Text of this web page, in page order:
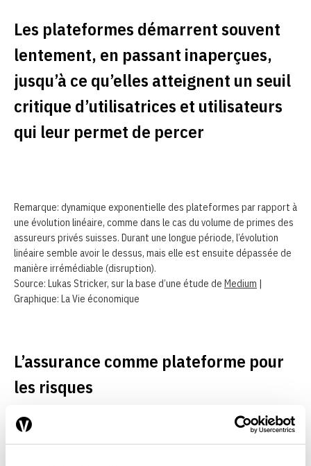
Les plateformes démarrent souvent
lentement, en passant inaperçues,
jusqu’à ce qu’elles atteignent un seuil
critique d’utilisatrices et utilisateurs
qui leur permet de percer
Remarque: dynamique exponentielle des plateformes par rapport à
une évolution linéaire, comme dans le cas du volume de primes des
assureurs privés suisses. Durant une longue période, l’évolution
linéaire semble avoir le dessus, mais elle est ensuite dépassée de
manière irrémédiable (disruption).
Source: Lukas Stricker, sur la base d’une étude de Medium |
Graphique: La Vie économique
L’assurance comme plateforme pour
les risques
On s’aperçoit rapidement que